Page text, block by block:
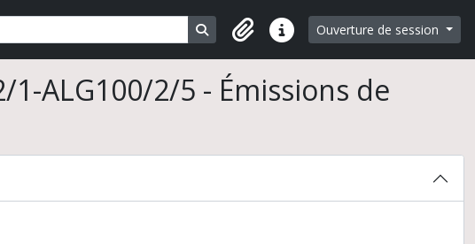
Search in browse page
Liens rapidesOuverture de session
ALG100/2/5 - Émissions de